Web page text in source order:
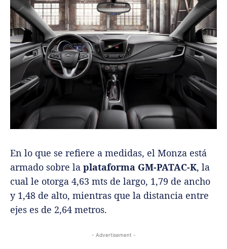
En lo que se refiere a medidas, el Monza está
armado sobre la plataforma GM-PATAC-K, la
cual le otorga 4,63 mts de largo, 1,79 de ancho
y 1,48 de alto, mientras que la distancia entre
ejes es de 2,64 metros.
- Advertisement -